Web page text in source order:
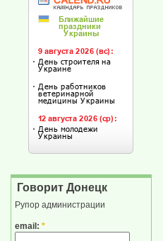
Говорит Донецк
Рупор администрации
email: *